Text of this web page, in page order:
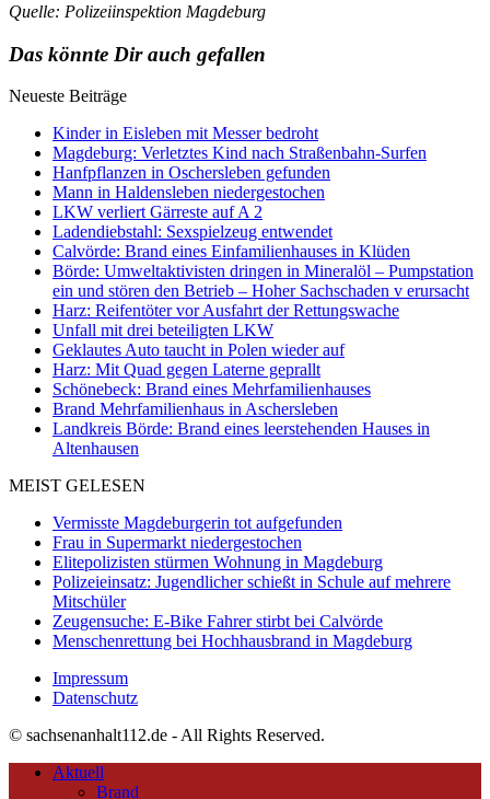
Quelle: Polizeiinspektion Magdeburg
Das könnte Dir auch gefallen
Neueste Beiträge
Kinder in Eisleben mit Messer bedroht
Magdeburg: Verletztes Kind nach Straßenbahn-Surfen
Hanfpflanzen in Oschersleben gefunden
Mann in Haldensleben niedergestochen
LKW verliert Gärreste auf A 2
Ladendiebstahl: Sexspielzeug entwendet
Calvörde: Brand eines Einfamilienhauses in Klüden
Börde: Umweltaktivisten dringen in Mineralöl – Pumpstation
ein und stören den Betrieb – Hoher Sachschaden v erursacht
Harz: Reifentöter vor Ausfahrt der Rettungswache
Unfall mit drei beteiligten LKW
Geklautes Auto taucht in Polen wieder auf
Harz: Mit Quad gegen Laterne geprallt
Schönebeck: Brand eines Mehrfamilienhauses
Brand Mehrfamilienhaus in Aschersleben
Landkreis Börde: Brand eines leerstehenden Hauses in
Altenhausen
MEIST GELESEN
Vermisste Magdeburgerin tot aufgefunden
Frau in Supermarkt niedergestochen
Elitepolizisten stürmen Wohnung in Magdeburg
Polizeieinsatz: Jugendlicher schießt in Schule auf mehrere
Mitschüler
Zeugensuche: E-Bike Fahrer stirbt bei Calvörde
Menschenrettung bei Hochhausbrand in Magdeburg
Impressum
Datenschutz
© sachsenanhalt112.de - All Rights Reserved.
Aktuell
Brand